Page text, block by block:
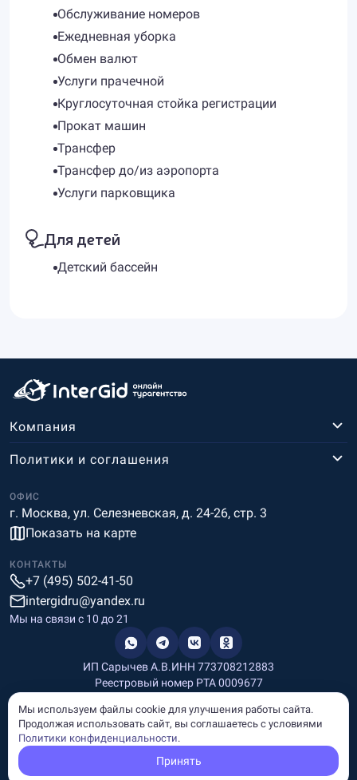
Обслуживание номеров
Ежедневная уборка
Обмен валют
Услуги прачечной
Круглосуточная стойка регистрации
Прокат машин
Трансфер
Трансфер до/из аэропорта
Услуги парковщика
Для детей
Детский бассейн
Компания
ОФИС
г. Москва, ул. Селезневская, д. 24-26, стр. 3
Показать на карте
Политики и соглашения
КОНТАКТЫ
+7 (495) 502-41-50
intergidru@yandex.ru
Мы на связи c 10 до 21
ИП Сарычев А.В.ИНН 773708212883
Реестровый номер РТА 0009677
Информация, размещённая на сайте, носит информационный
характер и не является рекламой и публичной офертой.
Мы используем файлы cookie для улучшения работы сайта.
Продолжая использовать сайт, вы соглашаетесь с условиями
Политики конфиденциальности.
Принять